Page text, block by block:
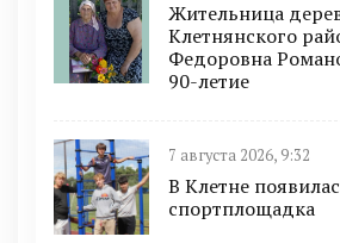
Жительница
Клетнянского
Федоровна
90-летие
7 августа 2026, 9:32
В Клетне
спортплощадка